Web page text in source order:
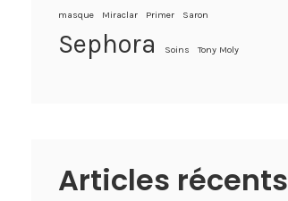
masque Miraclar Primer Saron
Sephora Soins Tony Moly
Articles récents